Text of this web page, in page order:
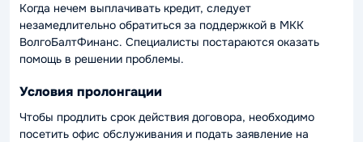
Когда нечем выплачивать кредит, следует
незамедлительно обратиться за поддержкой в МКК
ВолгоБалтФинанс. Специалисты постараются оказать
помощь в решении проблемы.
Условия пролонгации
Чтобы продлить срок действия договора, необходимо
посетить офис обслуживания и подать заявление на